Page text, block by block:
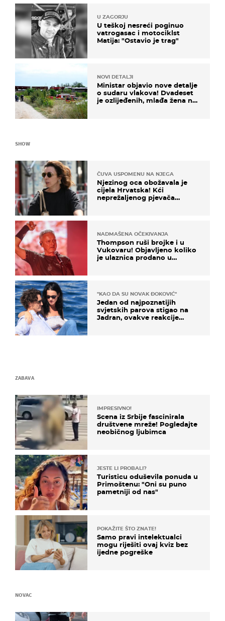
U ZAGORJU
U teškoj nesreći poginuo
vatrogasac i motociklst
Matija: "Ostavio je trag"
NOVI DETALJI
Ministar objavio nove detalje
o sudaru vlakova! Dvadeset
je ozlijeđenih, mlađa žena na
SHOW
ČUVA USPOMENU NA NJEGA
Njezinog oca obožavala je
cijela Hrvatska! Kći
neprežaljenog pjevača
NADMAŠENA OČEKIVANJA
Thompson ruši brojke i u
Vukovaru! Objavljeno koliko
je ulaznica prodano u
"KAO DA SU NOVAK ĐOKOVIĆ"
Jedan od najpoznatijih
svjetskih parova stigao na
Jadran, ovakve reakcije
ZABAVA
IMPRESIVNO!
Scena iz Srbije fascinirala
društvene mreže! Pogledajte
neobičnog ljubimca
JESTE LI PROBALI?
Turisticu oduševila ponuda u
Primoštenu: "Oni su puno
pametniji od nas"
POKAŽITE ŠTO ZNATE!
Samo pravi intelektualci
mogu riješiti ovaj kviz bez
ijedne pogreške
NOVAC